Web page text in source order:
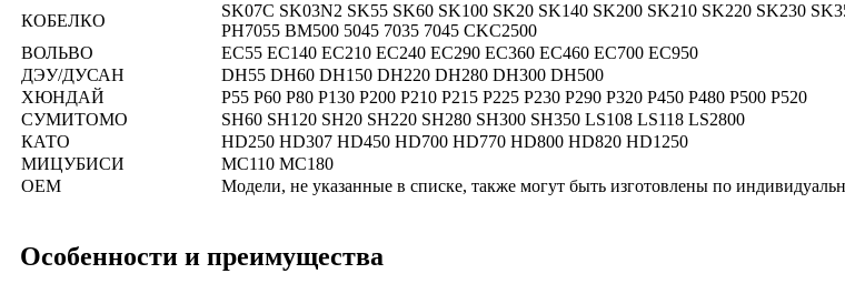
КОБЕЛКО
SK07C SK03N2 SK55 SK60 SK100 SK20 SK140 SK200 SK210 SK220 SK230
PH7055 BM500 5045 7035 7045 CKC2500
ВОЛЬВО
EC55 EC140 EC210 EC240 EC290 EC360 EC460 EC700 EC950
ДЭУ/ДУСАН
DH55 DH60 DH150 DH220 DH280 DH300 DH500
ХЮНДАЙ
Р55 Р60 Р80 Р130 Р200 Р210 Р215 Р225 Р230 Р290 Р320 Р450 Р480 Р500 Р520
СУМИТОМО
SH60 SH120 SH20 SH220 SH280 SH300 SH350 LS108 LS118 LS2800
КАТО
HD250 HD307 HD450 HD700 HD770 HD800 HD820 HD1250
МИЦУБИСИ
МС110 МС180
OEM
Модели, не указанные в списке, также могут быть изготовлены по
Особенности и преимущества